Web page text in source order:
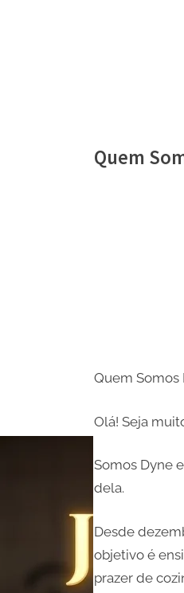
Quem
X
Quem Somos
Olá! Seja
Somos Dyne
dela.
Desde
objetivo é
prazer de